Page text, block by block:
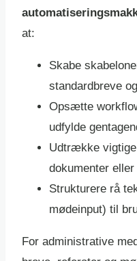
at:
Skabe
standardbreve
Opsætte
udfylde
Udtrække
dokumenter
Strukturere rå
mødeinput) til
For administrative